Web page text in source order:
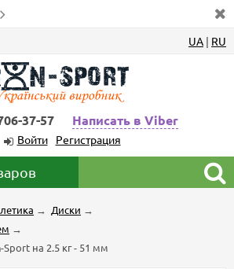
UA | RU
37-57 Написать в Viber
Войти Регистрация
→ Диски →
→
на 2.5 кг - 51 мм